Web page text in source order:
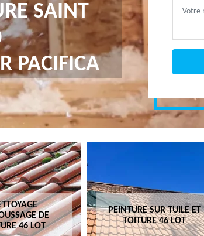
SAINT
PACIFICA
DE
46 LOT
PEINTURE SUR TUILE ET
TOITURE 46 LOT